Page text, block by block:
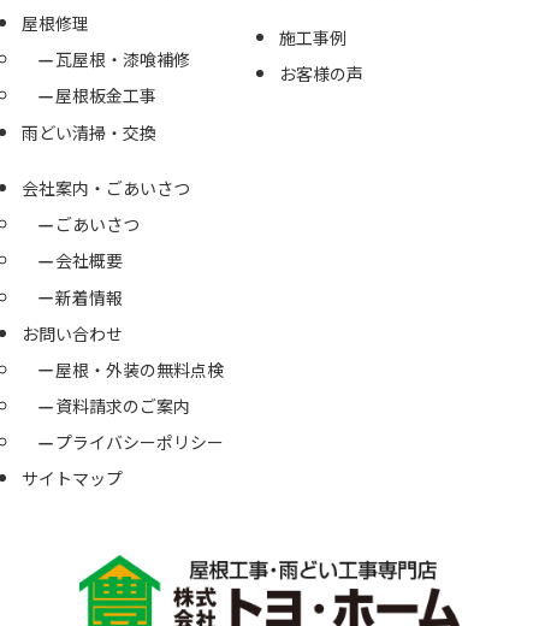
屋根修理
瓦屋根・漆喰補修
屋根板金工事
雨どい清掃・交換
施工事例
お客様の声
会社案内・ごあいさつ
ごあいさつ
会社概要
新着情報
お問い合わせ
屋根・外装の無料点検
資料請求のご案内
プライバシーポリシー
サイトマップ